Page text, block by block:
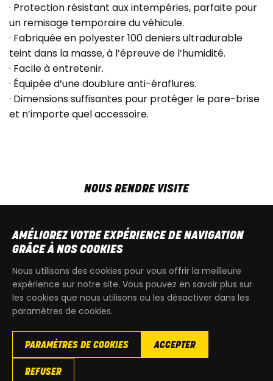
· Protection résistant aux intempéries, parfaite pour
un remisage temporaire du véhicule.
· Fabriquée en polyester 100 deniers ultradurable
teint dans la masse, à l’épreuve de l’humidité.
· Facile à entretenir.
· Équipée d’une doublure anti-éraflures.
· Dimensions suffisantes pour protéger le pare-brise
et n’importe quel accessoire.
NOUS RENDRE VISITE
SAM9h00 - 13h30
T+32 64 700 970
Copyright© 2026 KdQuad. Tous droits reservés |
AMÉLIOREZ VOTRE EXPÉRIENCE DE NAVIGATION
GRÂCE À NOS COOKIES
Nous utilisons des cookies pour vous offrir la meilleure
expérience sur notre site. Vous pouvez en savoir plus sur
les cookies que nous utilisons ou les désactiver dans les
paramètres de cookies.
PARAMÈTRES DE COOKIES ACCEPTER
REFUSER